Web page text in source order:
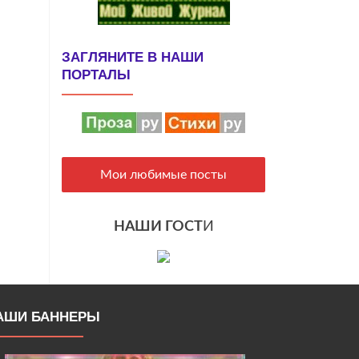
ЗАГЛЯНИТЕ В НАШИ
ПОРТАЛЫ
Мои любимые посты
НАШИ ГОСТИ
БАННЕРЫ